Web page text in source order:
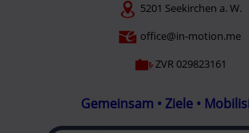
5201 Seekirchen a. W.
office@in-motion.me
ZVR 029823161
Gemeinsam • Ziele •